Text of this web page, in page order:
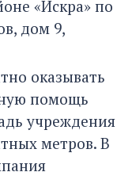
«Искра» по
дом 9,
оказывать
помощь
учреждения
метров. В